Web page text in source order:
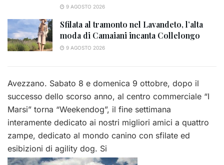
9 AGOSTO 2026
Sfilata al tramonto nel Lavandeto, l’alta
moda di Camaiani incanta Collelongo
9 AGOSTO 2026
Avezzano. Sabato 8 e domenica 9 ottobre, dopo il
successo dello scorso anno, al centro commerciale “I
Marsi” torna “Weekendog”, il fine settimana
interamente dedicato ai nostri migliori amici a quattro
zampe, dedicato al mondo canino con sfilate ed
esibizioni di agility dog. Si